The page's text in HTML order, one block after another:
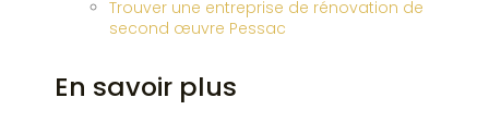
Trouver une entreprise de rénovation de
second œuvre Pessac
En savoir plus